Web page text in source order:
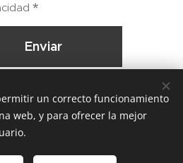
Enviar
- ROSARIO - FUNES - ARGENTINA |
| info@arianagauna.com
- POLITICA DE PRIVACIDAD
un correcto funcionamiento
web, y para ofrecer la mejor